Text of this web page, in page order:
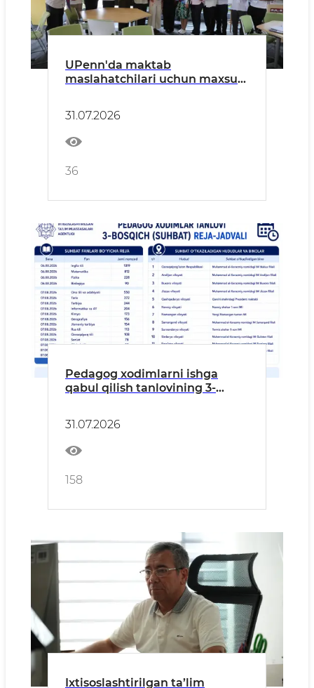
UPenn'da maktab
maslahatchilari uchun maxsus
31.07.2026
36
Pedagog xodimlarni ishga
qabul qilish tanlovining 3-
31.07.2026
158
Ixtisoslashtirilgan ta’lim